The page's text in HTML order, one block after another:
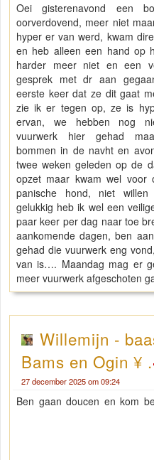
Oei gisterenavond een
oorverdovend, meer niet
hyper er van werd, kwam
en heb alleen een hand op
harder meer niet en een
gesprek met dr aan
eerste keer dat ze dit gaat
zie ik er tegen op, ze is
ervan, we hebben nog
vuurwerk hier gehad
bommen in de navht en
twee weken geleden op de
opzet maar kwam wel voor
panische hond, niet
gelukkig heb ik wel een
paar keer per dag naar toe
aankomende dagen, ben
gehad die vuurwerk eng
van is…. Maandag mag er
meer vuurwerk
Willemijn -
Bams en Ogin ¥ .
27 december 2025 om 09:24
Ben gaan doucen en kom